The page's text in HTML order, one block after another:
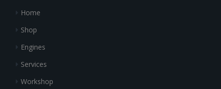
Home
Shop
Engines
Services
Workshop